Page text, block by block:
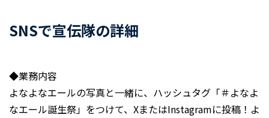
SNSで宣伝隊の詳細
◆業務内容
よなよなエールの写真と一緒に、ハッシュタグ「＃よなよ
なエール誕生祭」をつけて、XまたはInstagramに投稿！よ